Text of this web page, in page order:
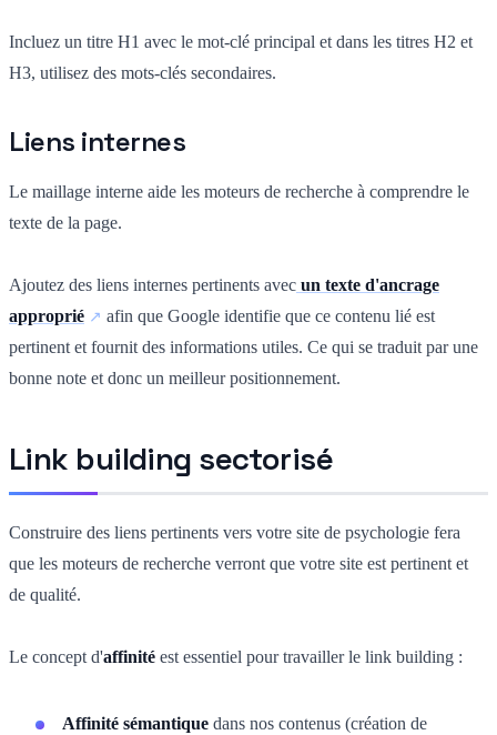
Incluez un titre H1 avec le mot-clé principal et dans les titres H2 et
H3, utilisez des mots-clés secondaires.
Liens internes
Le maillage interne aide les moteurs de recherche à comprendre le
texte de la page.
Ajoutez des liens internes pertinents avec un texte d'ancrage
approprié
afin que Google identifie que ce contenu lié est
pertinent et fournit des informations utiles. Ce qui se traduit par une
bonne note et donc un meilleur positionnement.
Link building sectorisé
Construire des liens pertinents vers votre site de psychologie fera
que les moteurs de recherche verront que votre site est pertinent et
de qualité.
Le concept d'affinité est essentiel pour travailler le link building :
Affinité sémantique dans nos contenus (création de